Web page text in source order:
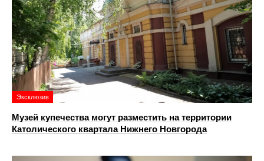
Эксклюзив
Музей купечества могут разместить на территории
Католического квартала Нижнего Новгорода